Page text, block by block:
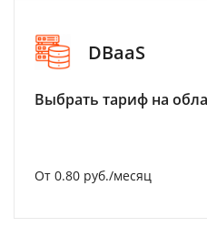
DBaaS
Выбрать тариф на
От 0.80 руб./месяц